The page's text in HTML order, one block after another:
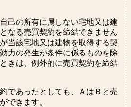
己の所有に属しない宅地又は建
なる売買契約を締結できません
当該宅地又は建物を取得する契
力の発生が条件に係るものを除
きは、例外的に売買契約を締結
であったとしても、ＡはＢと売
できます。